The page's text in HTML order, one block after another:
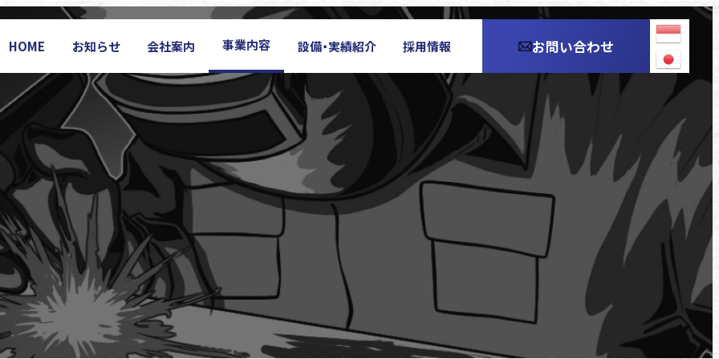
HOME お知らせ 会社案内 事業内容 設備・実績紹介 採用情報 お問い合わせ